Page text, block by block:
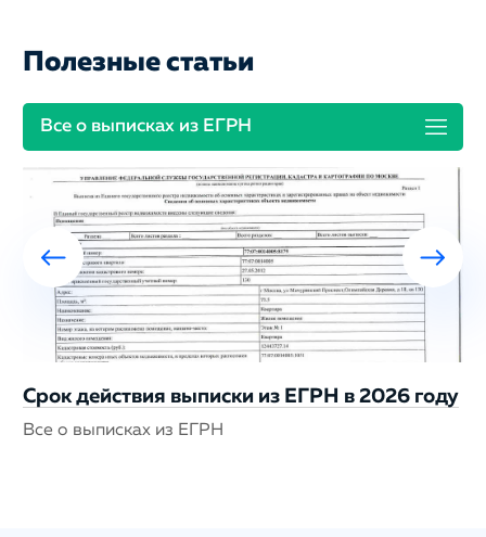
Полезные статьи
Все о выписках из ЕГРН
Срок действия выписки из ЕГРН в 2026 году
Все о выписках из ЕГРН